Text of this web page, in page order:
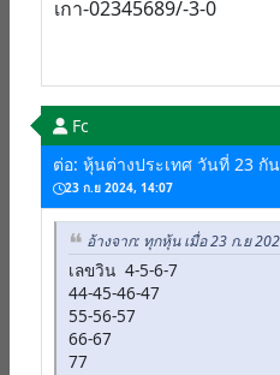
เกา-02345689/-3-0
Fc
ต่อ: หุ้นต่างประเทศ วันที่ 23 กั
23 ก.ย 2024, 14:07
อ้างจาก: ทุกหุ้น เมื่อ 23 ก.ย
เลขวิน 4-5-6-7
44-45-46-47
55-56-57
66-67
77